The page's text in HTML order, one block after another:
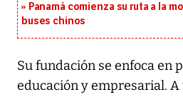
Panamá comienza su ruta a la
buses chinos
Su fundación se enfoca en
educación y empresarial. A